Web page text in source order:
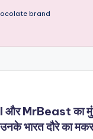
brand
MrBeast का
उनके भारत दौरे का